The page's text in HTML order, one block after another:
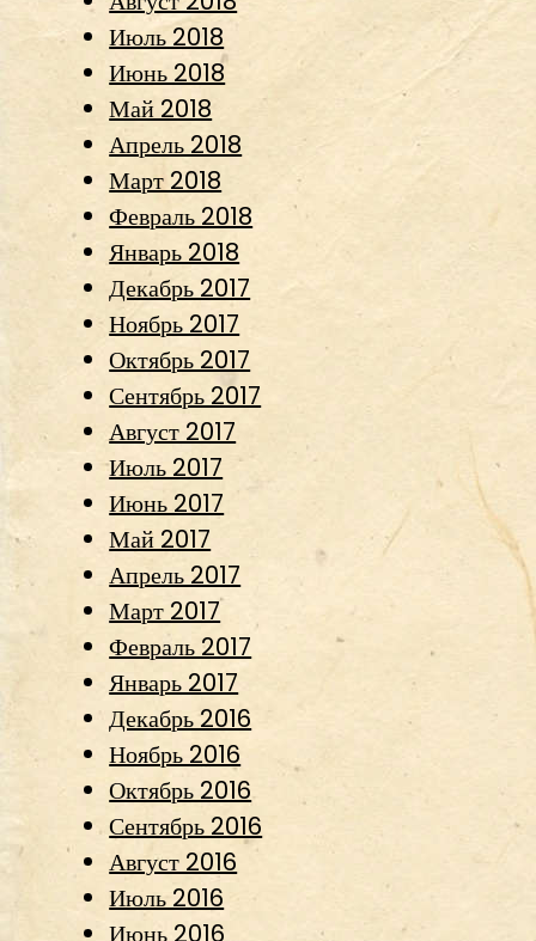
Июль 2018
Июнь 2018
Май 2018
Апрель 2018
Март 2018
Февраль 2018
Январь 2018
Декабрь 2017
Ноябрь 2017
Октябрь 2017
Сентябрь 2017
Август 2017
Июль 2017
Июнь 2017
Май 2017
Апрель 2017
Март 2017
Февраль 2017
Январь 2017
Декабрь 2016
Ноябрь 2016
Октябрь 2016
Сентябрь 2016
Август 2016
Июль 2016
Июнь 2016